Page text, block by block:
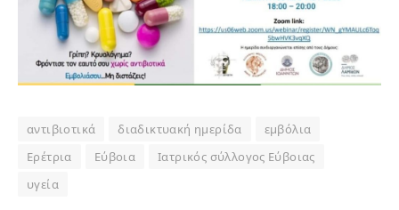
αντιβιοτικά διαδικτυακή ημερίδα
εμβόλια
Ερέτρια
Εύβοια
Ιατρικός σύλλογος Εύβοιας
υγεία